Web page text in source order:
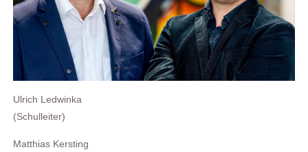
Ulrich Ledwinka
(Schulleiter)
Matthias Kersting